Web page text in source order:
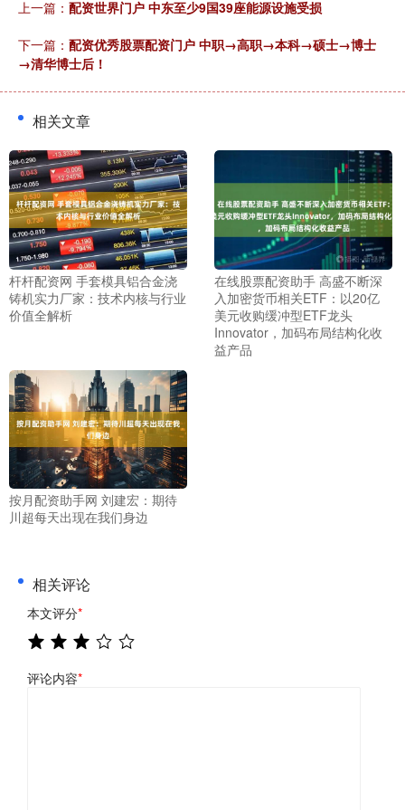
上一篇： 配资世界门户 中东至少9国39座能源设施受损
下一篇： 配资优秀股票配资门户 中职→高职→本科→硕士→博士
→清华博士后！
相关文章
杆杆配资网 手套模具铝合金浇
铸机实力厂家：技术内核与行业
价值全解析
在线股票配资助手 高盛不断深
入加密货币相关ETF：以20亿
美元收购缓冲型ETF龙头
Innovator，加码布局结构化收
益产品
按月配资助手网 刘建宏：期待
川超每天出现在我们身边
相关评论
本文评分*
评论内容*